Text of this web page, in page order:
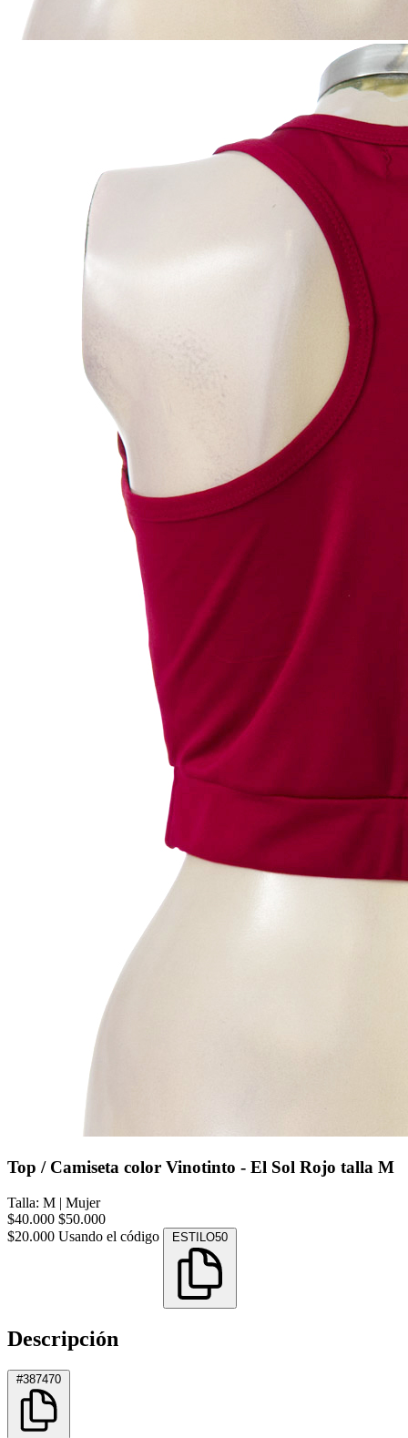
Top / Camiseta color Vinotinto - El Sol Rojo talla M
Talla: M | Mujer
$40.000 $50.000
$20.000 Usando el código ESTILO50
Descripción
#387470